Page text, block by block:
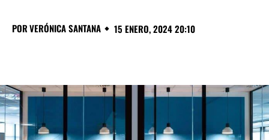
PORVERÓNICA SANTANA 15 ENERO, 2024 20:10